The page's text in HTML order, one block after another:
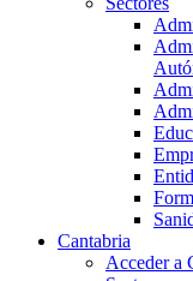
Cantabria
Acceder a